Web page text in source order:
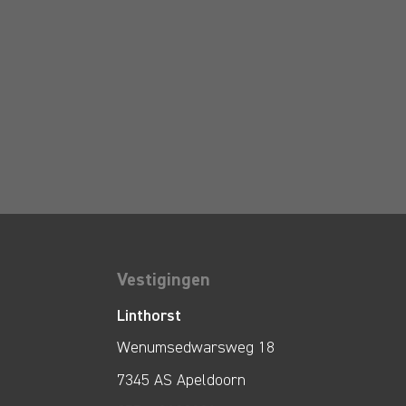
Vestigingen
Linthorst
Wenumsedwarsweg 18
7345 AS Apeldoorn